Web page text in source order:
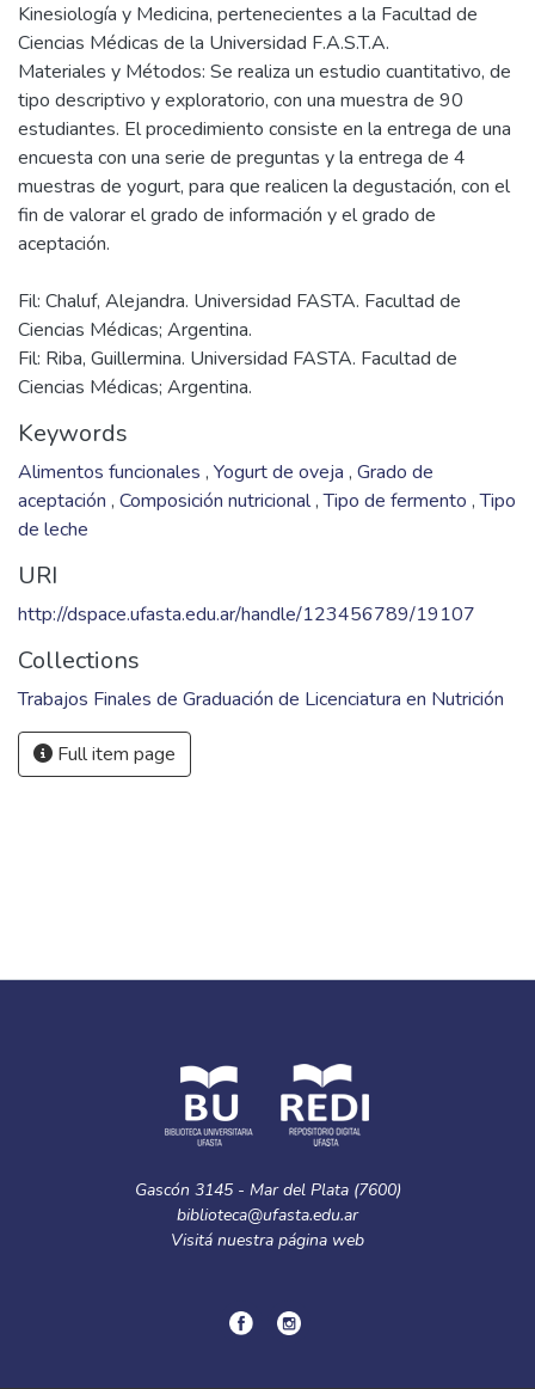
Kinesiología y Medicina, pertenecientes a la Facultad de
Ciencias Médicas de la Universidad F.A.S.T.A.
Materiales y Métodos: Se realiza un estudio cuantitativo, de
tipo descriptivo y exploratorio, con una muestra de 90
estudiantes. El procedimiento consiste en la entrega de una
encuesta con una serie de preguntas y la entrega de 4
muestras de yogurt, para que realicen la degustación, con el
fin de valorar el grado de información y el grado de
Fil: Chaluf, Alejandra. Universidad FASTA. Facultad de
Ciencias Médicas; Argentina.
Fil: Riba, Guillermina. Universidad FASTA. Facultad de
Ciencias Médicas; Argentina.
Keywords
Alimentos funcionales , Yogurt de oveja , Grado de
aceptación , Composición nutricional,Tipo de fermento ,Tipo
de leche
URI
http://dspace.ufasta.edu.ar/handle/123456789/19107
Collections
Trabajos Finales de Graduación de Licenciatura en Nutrición
Full item page
Gascón 3145 - Mar del Plata (7600)
biblioteca@ufasta.edu.ar
Visitá nuestra página web